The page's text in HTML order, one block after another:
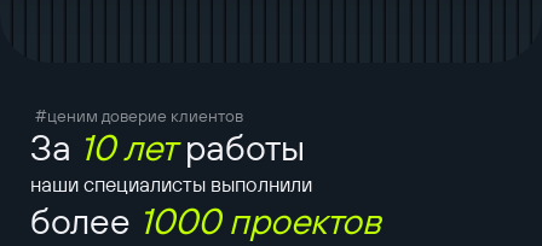
#ценим доверие клиентов
За 10 летработы
наши специалисты выполнили
более 1000 проектов